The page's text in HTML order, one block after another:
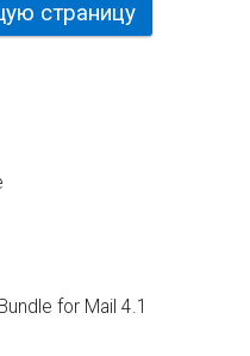
страницу
for Mail 4.1